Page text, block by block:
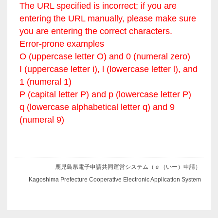
The URL specified is incorrect; if you are
entering the URL manually, please make sure
you are entering the correct characters.
Error-prone examples
O (uppercase letter O) and 0 (numeral zero)
I (uppercase letter i), l (lowercase letter l), and
1 (numeral 1)
P (capital letter P) and p (lowercase letter P)
q (lowercase alphabetical letter q) and 9
(numeral 9)
鹿児島県電子申請共同運営システム（ｅ（いー）申請）
Kagoshima Prefecture Cooperative Electronic Application System